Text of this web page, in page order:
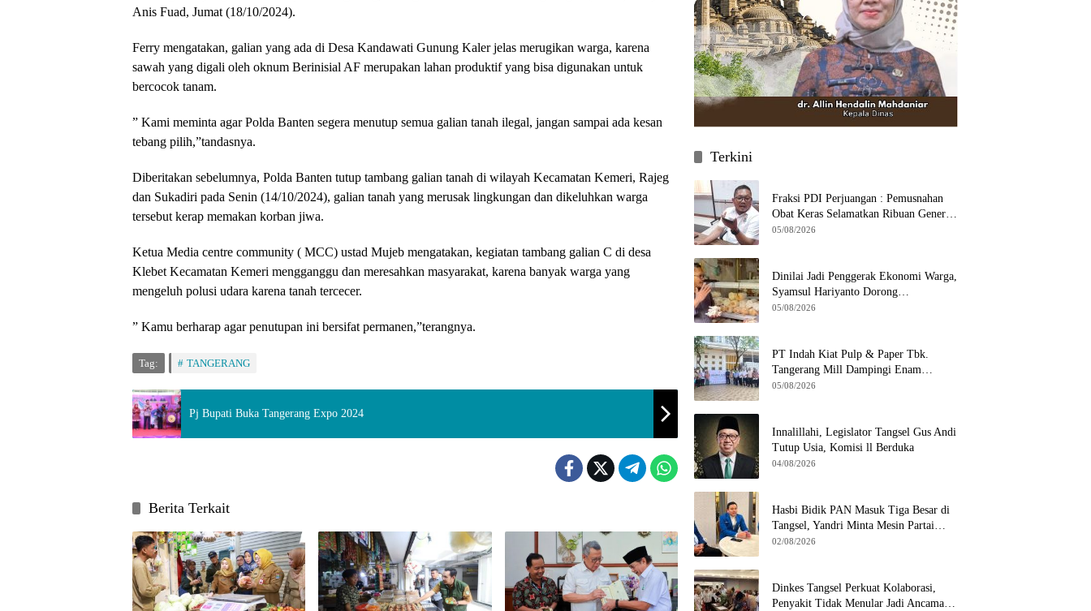
Anis Fuad, Jumat (18/10/2024).
Ferry mengatakan, galian yang ada di Desa Kandawati Gunung Kaler jelas merugikan warga, karena
sawah yang digali oleh oknum Berinisial AF merupakan lahan produktif yang bisa digunakan untuk
bercocok tanam.
” Kami meminta agar Polda Banten segera menutup semua galian tanah ilegal, jangan sampai ada kesan
tebang pilih,”tandasnya.
Diberitakan sebelumnya, Polda Banten tutup tambang galian tanah di wilayah Kecamatan Kemeri, Rajeg
dan Sukadiri pada Senin (14/10/2024), galian tanah yang merusak lingkungan dan dikeluhkan warga
tersebut kerap memakan korban jiwa.
Ketua Media centre community ( MCC) ustad Mujeb mengatakan, kegiatan tambang galian C di desa
Klebet Kecamatan Kemeri mengganggu dan meresahkan masyarakat, karena banyak warga yang
mengeluh polusi udara karena tanah tercecer.
” Kamu berharap agar penutupan ini bersifat permanen,”terangnya.
Tag: TANGERANG
Pj Bupati Buka Tangerang Expo 2024
Berita Terkait
Terkini
Fraksi PDI Perjuangan : Pemusnahan
Obat Keras Selamatkan Ribuan Generasi
Muda Tangsel
05/08/2026
Dinilai Jadi Penggerak Ekonomi Warga,
Syamsul Hariyanto Dorong
Pengembangan Budidaya Jamur Crispy
05/08/2026
PT Indah Kiat Pulp & Paper Tbk.
Tangerang Mill Dampingi Enam
Wilayah Binaan
05/08/2026
Innalillahi, Legislator Tangsel Gus Andi
Tutup Usia, Komisi ll Berduka
04/08/2026
Hasbi Bidik PAN Masuk Tiga Besar di
Tangsel, Yandri Minta Mesin Partai
Bergerak
02/08/2026
Dinkes Tangsel Perkuat Kolaborasi,
Penyakit Tidak Menular Jadi Ancaman